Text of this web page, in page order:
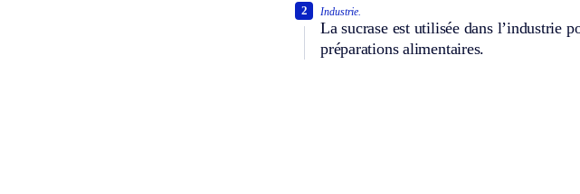
Industrie.
La sucrase est utilisée dans l’industrie
préparations alimentaires.
2